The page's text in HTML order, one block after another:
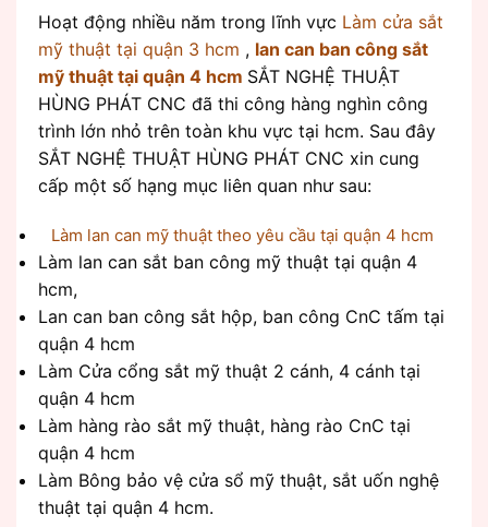
Hoạt động nhiều năm trong lĩnh vực Làm cửa sắt
mỹ thuật tại quận 3 hcm , lan can ban công sắt
mỹ thuật tại quận 4 hcm SẮT NGHỆ THUẬT
HÙNG PHÁT CNC đã thi công hàng nghìn công
trình lớn nhỏ trên toàn khu vực tại hcm. Sau đây
SẮT NGHỆ THUẬT HÙNG PHÁT CNC xin cung
cấp một số hạng mục liên quan như sau:
Làm lan can mỹ thuật theo yêu cầu tại quận 4 hcm
Làm lan can sắt ban công mỹ thuật tại quận 4
hcm,
Lan can ban công sắt hộp, ban công CnC tấm tại
quận 4 hcm
Làm Cửa cổng sắt mỹ thuật 2 cánh, 4 cánh tại
quận 4 hcm
Làm hàng rào sắt mỹ thuật, hàng rào CnC tại
quận 4 hcm
Làm Bông bảo vệ cửa sổ mỹ thuật, sắt uốn nghệ
thuật tại quận 4 hcm.